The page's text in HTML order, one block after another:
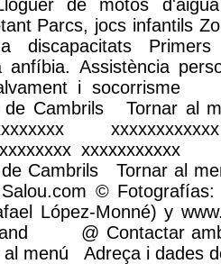
de motos
Parcs, jocs infantils
discapacitats
anfíbia. Assistència
i
de Cambrils Tornar
xxxxxxxxx
de Cambrils Tornar al
©
López-Monné) y
@ Contactar amb
al menú Adreça i